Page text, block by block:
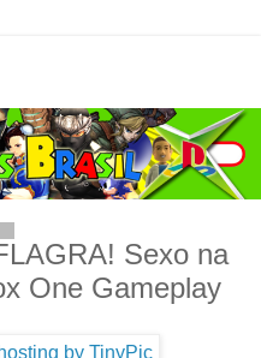
Sexo na
One Gameplay